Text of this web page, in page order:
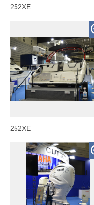
252XE
252XE